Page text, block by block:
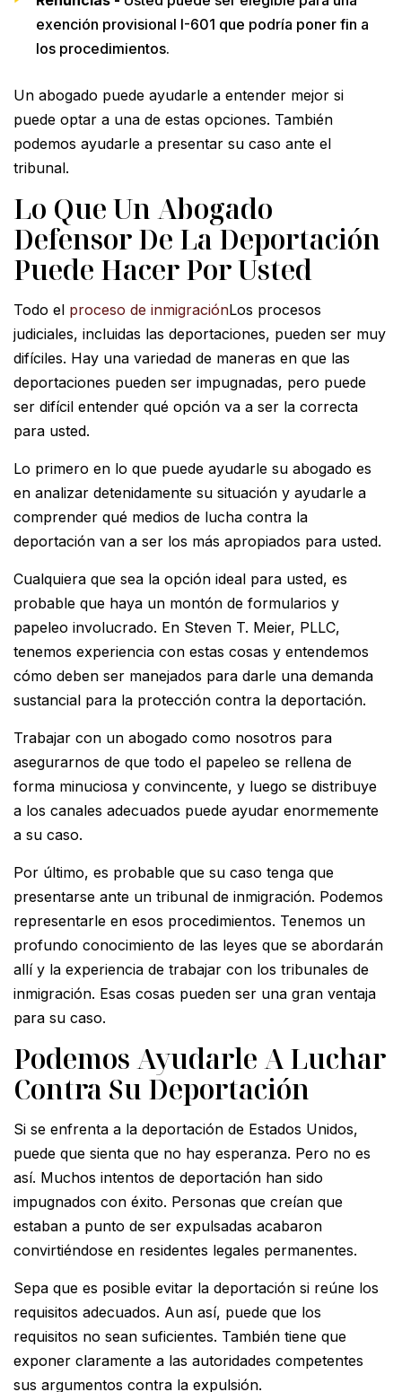
exención provisional I-601 que podría poner fin a
los procedimientos.
Un abogado puede ayudarle a entender mejor si
puede optar a una de estas opciones. También
podemos ayudarle a presentar su caso ante el
tribunal.
Lo Que Un Abogado
Defensor De La Deportación
Puede Hacer Por Usted
Todo el proceso de inmigraciónLos procesos
judiciales, incluidas las deportaciones, pueden ser muy
difíciles. Hay una variedad de maneras en que las
deportaciones pueden ser impugnadas, pero puede
ser difícil entender qué opción va a ser la correcta
para usted.
Lo primero en lo que puede ayudarle su abogado es
en analizar detenidamente su situación y ayudarle a
comprender qué medios de lucha contra la
deportación van a ser los más apropiados para usted.
Cualquiera que sea la opción ideal para usted, es
probable que haya un montón de formularios y
papeleo involucrado. En Steven T. Meier, PLLC,
tenemos experiencia con estas cosas y entendemos
cómo deben ser manejados para darle una demanda
sustancial para la protección contra la deportación.
Trabajar con un abogado como nosotros para
asegurarnos de que todo el papeleo se rellena de
forma minuciosa y convincente, y luego se distribuye
a los canales adecuados puede ayudar enormemente
a su caso.
Por último, es probable que su caso tenga que
presentarse ante un tribunal de inmigración. Podemos
representarle en esos procedimientos. Tenemos un
profundo conocimiento de las leyes que se abordarán
allí y la experiencia de trabajar con los tribunales de
inmigración. Esas cosas pueden ser una gran ventaja
para su caso.
Podemos Ayudarle A Luchar
Contra Su Deportación
Si se enfrenta a la deportación de Estados Unidos,
puede que sienta que no hay esperanza. Pero no es
así. Muchos intentos de deportación han sido
impugnados con éxito. Personas que creían que
estaban a punto de ser expulsadas acabaron
convirtiéndose en residentes legales permanentes.
Sepa que es posible evitar la deportación si reúne los
requisitos adecuados. Aun así, puede que los
requisitos no sean suficientes. También tiene que
exponer claramente a las autoridades competentes
sus argumentos contra la expulsión.